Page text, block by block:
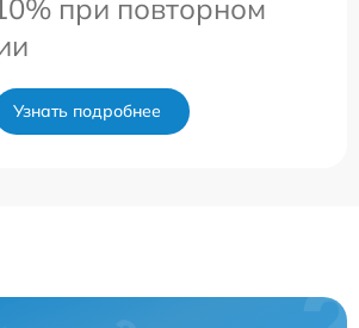
при повторном
Узнать подробнее